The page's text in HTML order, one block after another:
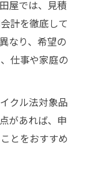
屋では、見積
計を徹底して
なり、希望の
仕事や家庭の
クル法対象品
があれば、申
とをおすすめ